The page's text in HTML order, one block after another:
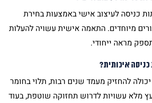
כניסה לעיצוב אישי באמצעות בחירת
מיוחדים. התאמה אישית עשויה להעלות
מראה ייחודי.
איכותית?
להחזיק מעמד שנים רבות, תלוי בחומר
מלא עשויות לדרוש תחזוקה שוטפת, בעוד